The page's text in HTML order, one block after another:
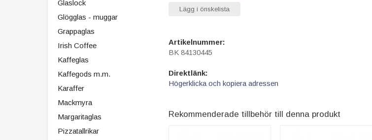
Glaslock
Glögglas - muggar
Grappaglas
Irish Coffee
Kaffeglas
Kaffegods m.m.
Karaffer
Mackmyra
Margaritaglas
Pizzatallrikar
Lägg i önskelista
Artikelnummer:
BK 84130445
Direktlänk:
Högerklicka och kopiera adressen
Rekommenderade tillbehör till denna produkt